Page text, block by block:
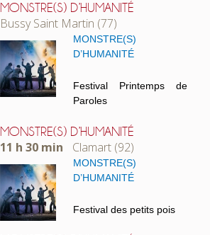
MONSTRE(S) D’HUMANITÉ
Bussy Saint Martin (77)
MONSTRE(S)
D’HUMANITÉ
Festival Printemps de
Paroles
MONSTRE(S) D’HUMANITÉ
11 h 30 min Clamart (92)
MONSTRE(S)
D’HUMANITÉ
Festival des petits pois